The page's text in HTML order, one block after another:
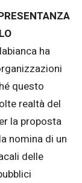
ha
questo
realtà del
la proposta
nomina di un
delle